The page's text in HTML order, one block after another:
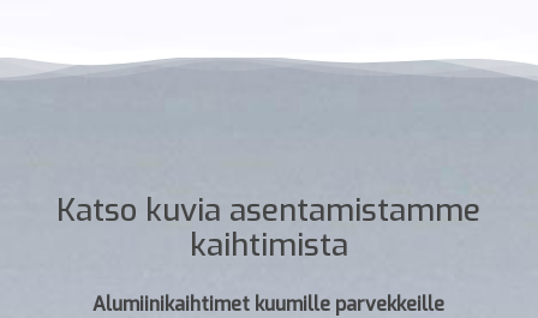
Katso kuvia asentamistamme
kaihtimista
Alumiinikaihtimet kuumille parvekkeille